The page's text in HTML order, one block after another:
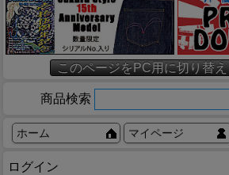
このページをPC用に切り替え
商品検索
ホーム マイページ
ログイン